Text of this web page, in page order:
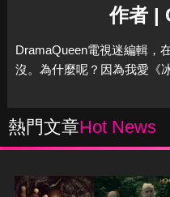
作者 |
DramaQueen電視迷編輯，
沒。為什麼呢？因為我愛《
熱門文章Hot News